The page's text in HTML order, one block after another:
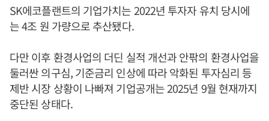
SK에코플랜트의 기업가치는 2022년 투자자 유치 당시에
는 4조 원 가량으로 추산됐다.
다만 이후 환경사업의 더딘 실적 개선과 안팎의 환경사업을
둘러싼 의구심, 기준금리 인상에 따라 악화된 투자심리 등
제반 시장 상황이 나빠져 기업공개는 2025년 9월 현재까지
중단된 상태다.